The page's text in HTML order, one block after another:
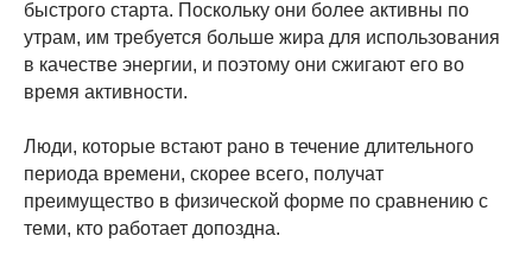
быстрого старта. Поскольку они более активны по
утрам, им требуется больше жира для использования
в качестве энергии, и поэтому они сжигают его во
время активности.
Люди, которые встают рано в течение длительного
периода времени, скорее всего, получат
преимущество в физической форме по сравнению с
теми, кто работает допоздна.